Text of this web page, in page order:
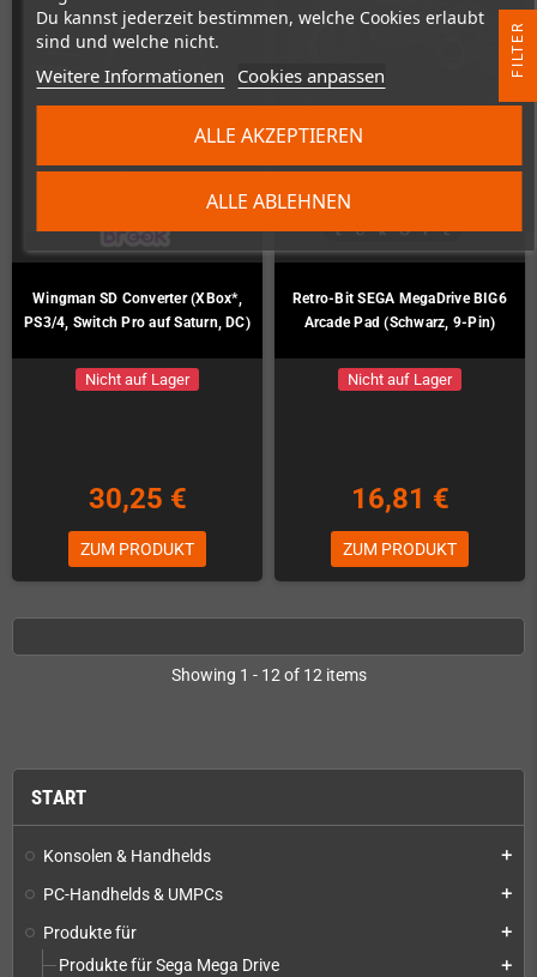
Du kannst jederzeit bestimmen, welche Cookies erlaubt
sind und welche nicht.
Weitere Informationen Cookies anpassen
ALLE ABLEHNEN
ALLE AKZEPTIEREN
START
Konsolen & Handhelds add
PC-Handhelds & UMPCs add
Produkte für add
Produkte für Sega Mega Drive add
Wingman SD Converter (XBox*,
PS3/4, Switch Pro auf Saturn, DC)
Nicht auf Lager
30,25 €
ZUM PRODUKT
Retro-Bit SEGA MegaDrive BIG6
Arcade Pad (Schwarz, 9-Pin)
Nicht auf Lager
16,81 €
ZUM PRODUKT
Showing 1 - 12 of 12 items
R